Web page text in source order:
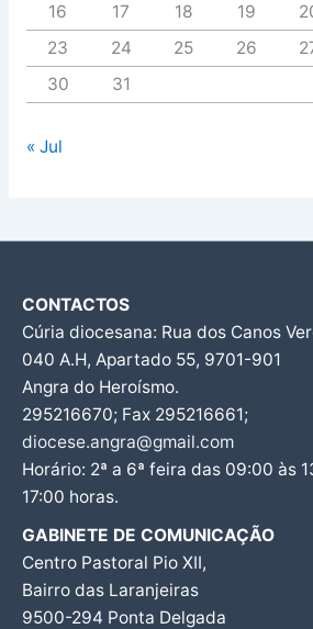
16
17 18 19
23
24 25 26
30
31
« Jul
CONTACTOS
Cúria diocesana: Rua dos Canos
040 A.H, Apartado 55, 9701-901
Angra do Heroísmo.
295216670; Fax 295216661;
diocese.angra@gmail.com
Horário: 2ª a 6ª feira das 09:00 às
17:00 horas.
GABINETE DE COMUNICAÇÃO
Centro Pastoral Pio XII,
Bairro das Laranjeiras
9500-294 Ponta Delgada